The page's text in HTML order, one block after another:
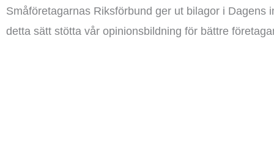
Småföretagarnas Riksförbund ger ut bilagor i
detta sätt stötta vår opinionsbildning för bättre